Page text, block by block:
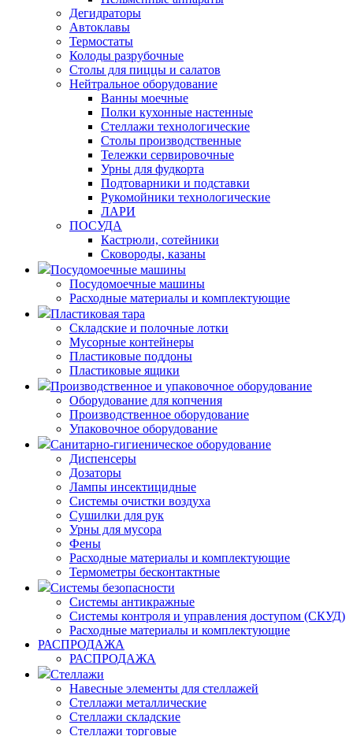
Дегидраторы
Автоклавы
Термостаты
Колоды разрубочные
Столы для пиццы и салатов
Нейтральное оборудование
Ванны моечные
Полки кухонные настенные
Стеллажи технологические
Столы производственные
Тележки сервировочные
Урны для фудкорта
Подтоварники и подставки
Рукомойники технологические
ЛАРИ
ПОСУДА
Кастрюли, сотейники
Сковороды, казаны
Посудомоечные машины
Посудомоечные машины
Расходные материалы и комплектующие
Пластиковая тара
Складские и полочные лотки
Мусорные контейнеры
Пластиковые поддоны
Пластиковые ящики
Производственное и упаковочное оборудование
Оборудование для копчения
Производственное оборудование
Упаковочное оборудование
Санитарно-гигиеническое оборудование
Диспенсеры
Дозаторы
Лампы инсектицидные
Системы очистки воздуха
Сушилки для рук
Урны для мусора
Фены
Расходные материалы и комплектующие
Термометры бесконтактные
Системы безопасности
Системы антикражные
Системы контроля и управления доступом (СКУД)
Расходные материалы и комплектующие
РАСПРОДАЖА
РАСПРОДАЖА
Стеллажи
Навесные элементы для стеллажей
Стеллажи металлические
Стеллажи складские
Стеллажи торговые